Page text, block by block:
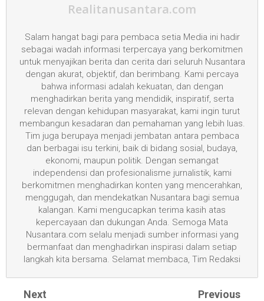
Realitanusantara.com
Salam hangat bagi para pembaca setia Media ini hadir
sebagai wadah informasi terpercaya yang berkomitmen
untuk menyajikan berita dan cerita dari seluruh Nusantara
dengan akurat, objektif, dan berimbang. Kami percaya
bahwa informasi adalah kekuatan, dan dengan
menghadirkan berita yang mendidik, inspiratif, serta
relevan dengan kehidupan masyarakat, kami ingin turut
membangun kesadaran dan pemahaman yang lebih luas.
Tim juga berupaya menjadi jembatan antara pembaca
dan berbagai isu terkini, baik di bidang sosial, budaya,
ekonomi, maupun politik. Dengan semangat
independensi dan profesionalisme jurnalistik, kami
berkomitmen menghadirkan konten yang mencerahkan,
menggugah, dan mendekatkan Nusantara bagi semua
kalangan. Kami mengucapkan terima kasih atas
kepercayaan dan dukungan Anda. Semoga Mata
Nusantara.com selalu menjadi sumber informasi yang
bermanfaat dan menghadirkan inspirasi dalam setiap
langkah kita bersama. Selamat membaca, Tim Redaksi
Next Previous